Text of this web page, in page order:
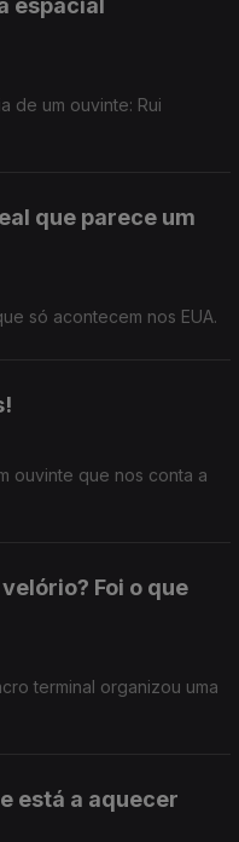
espacial
de um ouvinte: Rui
que parece um
só acontecem nos EUA.
ouvinte que nos conta a
Foi o que
terminal organizou uma
está a aquecer